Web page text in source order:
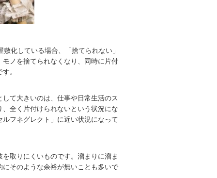
化している場合、「捨てられない」
ノを捨てられなくなり、同時に片付
。
て大きいのは、仕事や日常生活のス
全く片付けられないという状況にな
フネグレクト」に近い状況になって
取りにくいものです。溜まりに溜ま
そのような余裕が無いことも多いで